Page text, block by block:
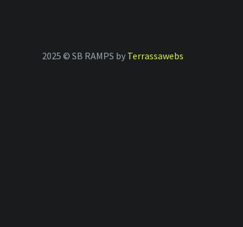
2025 © SB RAMPS by Terrassawebs